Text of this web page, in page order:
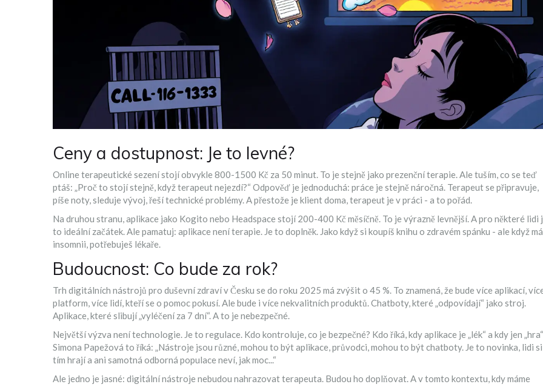
Ceny a dostupnost: Je to levné?
Online terapeutické sezení stojí obvykle 800-1500 Kč za 50 minut. To je stejně jako prezenční terapie. Ale tuším, co se teď
ptáš: „Proč to stojí stejně, když terapeut nejezdí?“ Odpověď je jednoduchá: práce je stejně náročná. Terapeut se připravuje,
píše noty, sleduje vývoj, řeší technické problémy. A přestože je klient doma, terapeut je v práci - a to pořád.
Na druhou stranu, aplikace jako Kogito nebo Headspace stojí 200-400 Kč měsíčně. To je výrazně levnější. A pro některé lidi
to ideální začátek. Ale pamatuj: aplikace není terapie. Je to doplněk. Jako když si koupíš knihu o zdravém spánku - ale když
insomnii, potřebuješ lékaře.
Budoucnost: Co bude za rok?
Trh digitálních nástrojů pro duševní zdraví v Česku se do roku 2025 má zvýšit o 45 %. To znamená, že bude více aplikací,
platform, více lidí, kteří se o pomoc pokusí. Ale bude i více nekvalitních produktů. Chatboty, které „odpovídají“ jako stroj.
Aplikace, které slibují „vyléčení za 7 dní“. A to je nebezpečné.
Největší výzva není technologie. Je to regulace. Kdo kontroluje, co je bezpečné? Kdo říká, kdy aplikace je „lék“ a kdy jen
Simona Papežová to říká: „Nástroje jsou různé, mohou to být aplikace, průvodci, mohou to být chatboty. Je to novinka, lidi
tím hrají a ani samotná odborná populace neví, jak moc...“
Ale jedno je jasné: digitální nástroje nebudou nahrazovat terapeuta. Budou ho doplňovat. A v tomto kontextu, kdy máme